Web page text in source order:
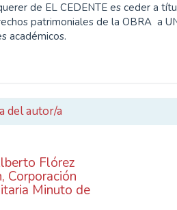
de EL CEDENTE es ceder a
patrimoniales de la OBRA a
académicos.
del autor/a
Flórez
Corporación
Minuto de